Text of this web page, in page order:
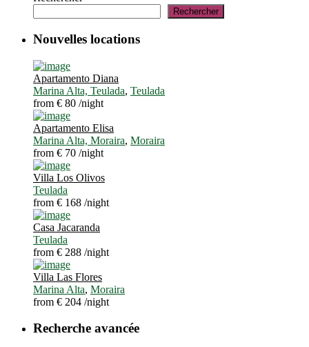
Rechercher
Nouvelles locations
Apartamento Diana
Marina Alta, Teulada, Teulada
from € 80 /night
Apartamento Elisa
Marina Alta, Moraira, Moraira
from € 70 /night
Villa Los Olivos
Teulada
from € 168 /night
Casa Jacaranda
Teulada
from € 288 /night
Villa Las Flores
Marina Alta, Moraira
from € 204 /night
Recherche avancée